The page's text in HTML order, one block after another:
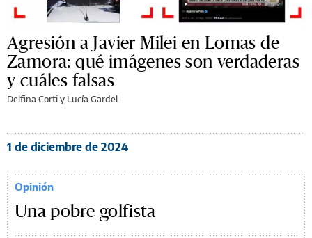
Agresión a Javier Milei en Lomas de
Zamora: qué imágenes son verdaderas
y cuáles falsas
Delfina Corti y Lucía Gardel
1 de diciembre de 2024
Opinión
Una pobre golfista